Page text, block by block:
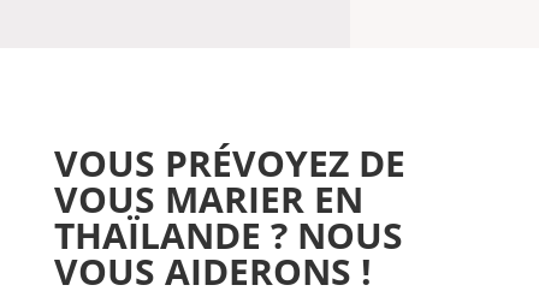
VOUS PRÉVOYEZ DE
VOUS MARIER EN
THAÏLANDE ? NOUS
VOUS AIDERONS !